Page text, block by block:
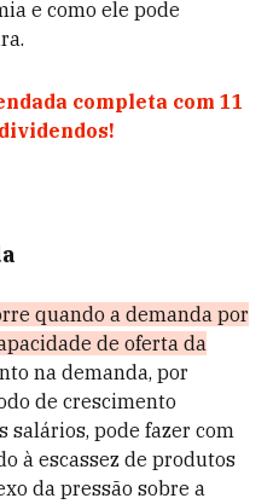
e como ele pode
completa com 11
quando a demanda por
de oferta da
na demanda, por
de crescimento
salários, pode fazer com
à escassez de produtos
da pressão sobre a